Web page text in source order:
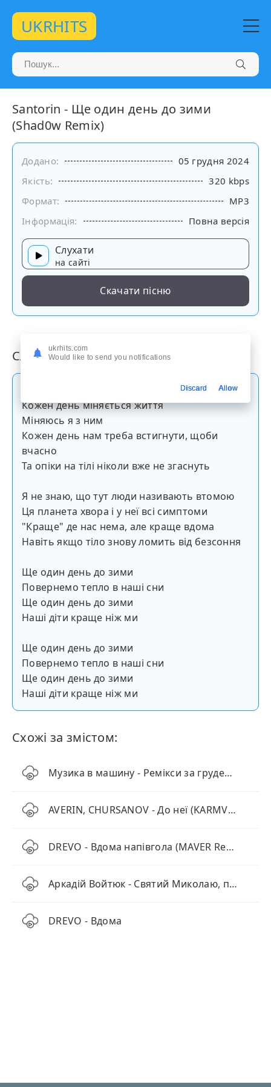
UKRHITS
Santorin - Ще один день до зими
(Shad0w Remix)
Додано:
05 грудня 2024
Якість:
320 kbps
Формат:
MP3
Інформація:
Повна версія
Слухати
на сайті
Скачати пісню
Слова пісні
Я не знаю, що тут люди називають щастям
Кожен день міняється життя
Міняюсь я з ним
Кожен день нам треба встигнути, щоби
вчасно
Та опіки на тілі ніколи вже не згаснуть
Я не знаю, що тут люди називають втомою
Ця планета хвора і у неї всі симптоми
"Краще" де нас нема, але краще вдома
Навіть якщо тіло знову ломить від безсоння
Ще один день до зими
Повернемо тепло в наші сни
Ще один день до зими
Наші діти краще ніж ми
Ще один день до зими
Повернемо тепло в наші сни
Ще один день до зими
Наші діти краще ніж ми
Схожі за змістом:
Музика в машину - Ремікси за грудень 2024 (ТОП 10)
AVERIN, CHURSANOV - До неї (KARMV REMIX)
DREVO - Вдома напівгола (MAVER Remix)
Аркадій Войтюк - Святий Миколаю, прочитай мій лист
DREVO - Вдома
ukrhits.com
Would like to send you notifications
Discard Allow